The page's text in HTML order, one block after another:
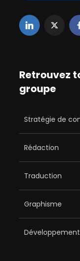
Retrouvez
groupe
Stratégie de
Rédaction
Traduction
Graphisme
Développement